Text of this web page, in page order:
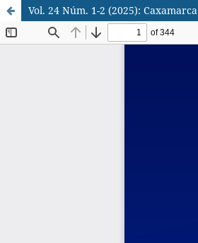
Vol. 24 Núm. 1-2 (2025): Caxamarca